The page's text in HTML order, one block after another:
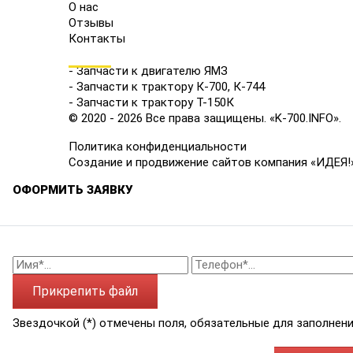
О нас
Отзывы
Контакты
- Запчасти к двигателю ЯМЗ
- Запчасти к трактору К-700, К-744
- Запчасти к трактору Т-150К
© 2020 - 2026 Все права защищены. «K-700.INFO».
Политика конфиденциальности
Создание и продвижение сайтов компания
ОФОРМИТЬ ЗАЯВКУ
Прикрепить файл
Звездочкой (*) отмечены поля, обязательные для